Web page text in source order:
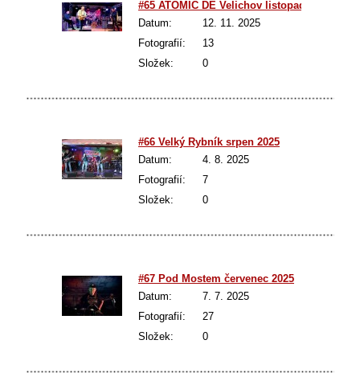
#65 ATOMIC DE Velichov listopad 2025
Datum:
12. 11. 2025
Fotografií:
13
Složek:
0
#66 Velký Rybník srpen 2025
Datum:
4. 8. 2025
Fotografií:
7
Složek:
0
#67 Pod Mostem červenec 2025
Datum:
7. 7. 2025
Fotografií:
27
Složek:
0